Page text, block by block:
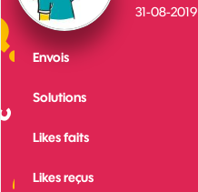
‎31-08-2019
Envois
Solutions
Likes faits
Likes reçus